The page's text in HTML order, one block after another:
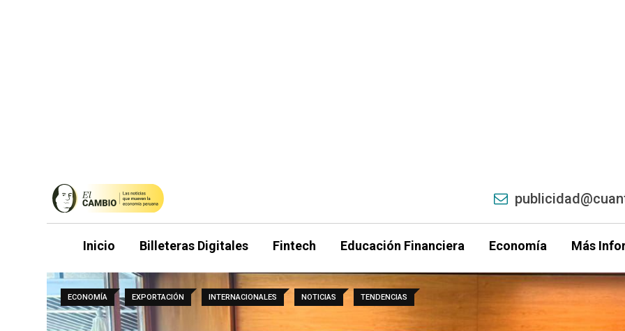
contenido
Inicio Billeteras Digitales Fintech Educación Financiera Economía Más
ECONOMÍA EXPORTACIÓN INTERNACIONALES NOTICIAS TENDENCIAS